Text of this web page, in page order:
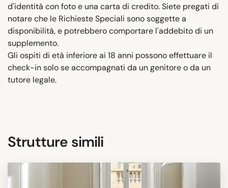
d'identità con foto e una carta di credito. Siete pregati di
notare che le Richieste Speciali sono soggette a
disponibilità, e potrebbero comportare l'addebito di un
supplemento.
Gli ospiti di età inferiore ai 18 anni possono effettuare il
check-in solo se accompagnati da un genitore o da un
tutore legale.
Strutture simili